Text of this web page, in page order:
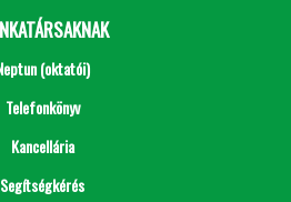
(oktatói)
Telefonkönyv
Kancellária
Segítségkérés